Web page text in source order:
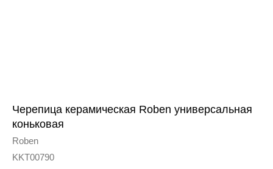
Черепица керамическая Roben универсальная
коньковая
Roben
KKT00790